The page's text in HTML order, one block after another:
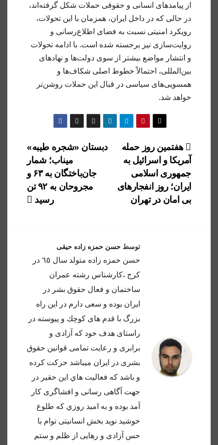
از پیامدهای انسانی و حقوقی حملات شکل گرفته‌اند،
در حالی که در داخل ایران، همزمان با این تحولات،
رویکرد امنیتی نسبت به فضای اطلاع‌رسانی و
روایت‌سازی نیز برجسته شده است. با ادامه تحولات
و انتشار مواضع بیشتر از سوی دولت‌ها و نهادهای
بین‌المللی، احتمالاً خطوط اصلی شکاف‌ها و
همسویی‌های سیاسی در قبال این حملات روشن‌تر
خواهد شد.
راهبری
نوشته
دبستان «شجره طیبه»
میناب؛ شمار
جان‌باختگان به ۶۳ و
مجروحان به ۹۲ تن
رسید
هفتمین روز حمله
آمریکا و اسرائیل به
جمهوری اسلامی
ایران؛ روز انفجارهای
بی امان در تهران
توسط حسن حمزه زاده حیقی
حسن حمزه زاده متولد سال ٦٥ در
كرج ،كارشناس رشته عمران
ساختمان و فعال حقوق بشر در
ايران بوده و سعى دارم در اين راه
بزرگ با قدم هاى كوچك و پيوسته در
راستاى هدف خود كه آزادى و
برابرى و رعايت تمامى قوانين حقوق
بشرى در ايران ميباشد حركت كرده
و باشد كه فعاليت هاي اين حقير در
جهت آگاهى رسانى و افشاگرى كار
آمد بوده و به اميد روزي كه طلوع
خوشيد نويد بخش انسانيتى توام با
حس آزادى و رهايى از ظلم و ستم